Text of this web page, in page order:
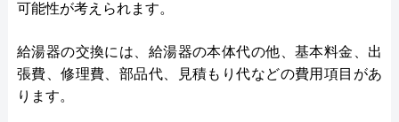
可能性が考えられます。
給湯器の交換には、給湯器の本体代の他、基本料金、出
張費、修理費、部品代、見積もり代などの費用項目があ
ります。